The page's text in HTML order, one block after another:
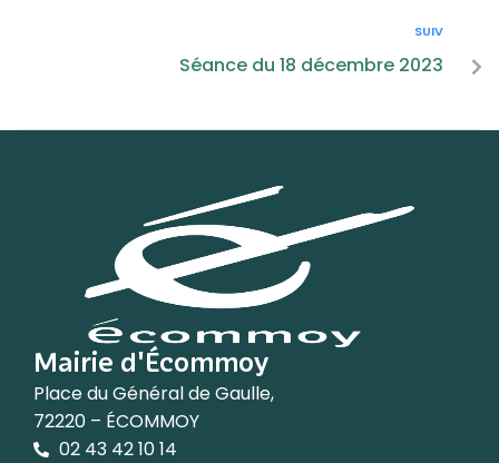
SUIV
Séance du 18 décembre 2023
Mairie d'Écommoy
Place du Général de Gaulle,
72220 – ÉCOMMOY
02 43 42 10 14